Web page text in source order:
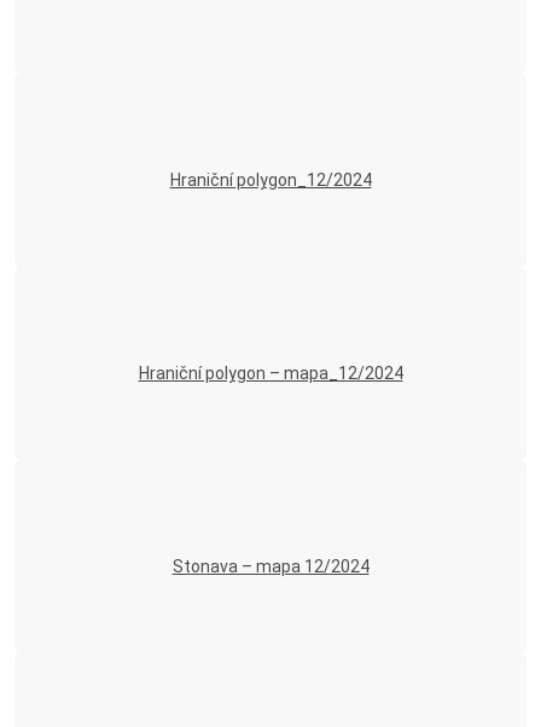
Hraniční polygon_12/2024
Hraniční polygon – mapa_12/2024
Stonava – mapa 12/2024